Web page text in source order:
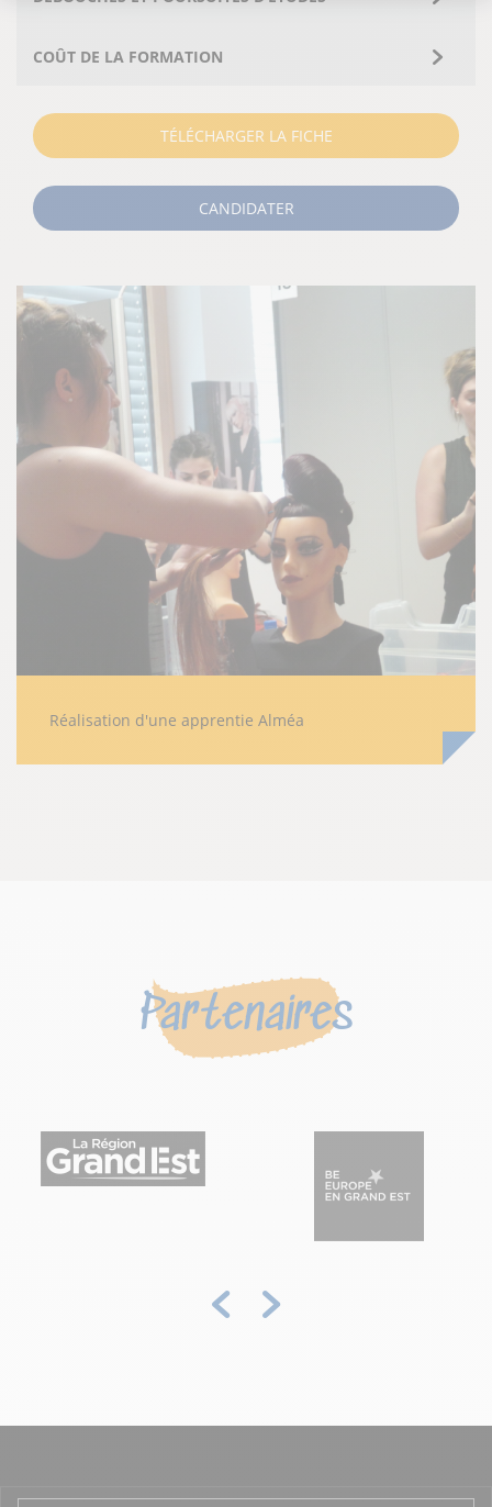
COÛT DE LA FORMATION
TÉLÉCHARGER LA FICHE
CANDIDATER
Réalisation d'une apprentie Alméa
Partenaires
Précédent